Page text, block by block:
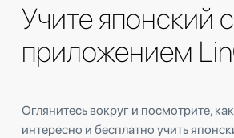
Учите японский с
приложением
Оглянитесь вокруг и посмотрите,
интересно и бесплатно учить